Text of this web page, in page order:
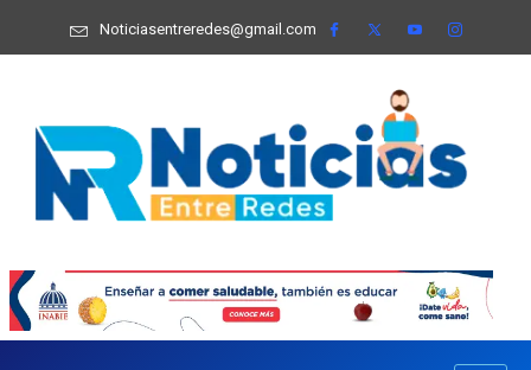
Noticiasentreredes@gmail.com